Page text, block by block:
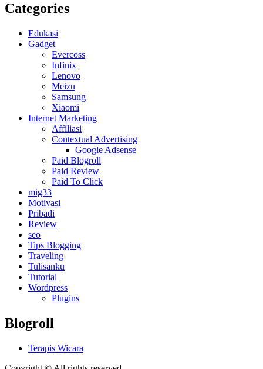
Categories
Edukasi
Gadget
Evercoss
Infinix
Lenovo
Meizu
Samsung
Xiaomi
Internet Marketing
Affiliasi
Contextual Advertising
Google Adsense
Paid Blogroll
Paid Review
Paid To Click
mig33
Motivasi
Pribadi
Review
seo
Tips Blogging
Traveling
Tulisanku
Tutorial
Wordpress
Plugins
Blogroll
Terapis Wicara